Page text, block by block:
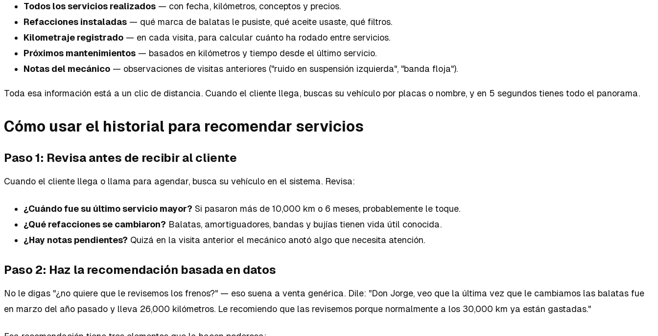
Todos los servicios realizados — con fecha, kilómetros, conceptos y precios.
Refacciones instaladas — qué marca de balatas le pusiste, qué aceite usaste, qué filtros.
Kilometraje registrado — en cada visita, para calcular cuánto ha rodado entre servicios.
Próximos mantenimientos — basados en kilómetros y tiempo desde el último servicio.
Notas del mecánico — observaciones de visitas anteriores ("ruido en suspensión izquierda", "banda floja").
Toda esa información está a un clic de distancia. Cuando el cliente llega, buscas su vehículo por placas o nombre, y en 5 segundos tienes todo el panorama.
Cómo usar el historial para recomendar servicios
Paso 1: Revisa antes de recibir al cliente
Cuando el cliente llega o llama para agendar, busca su vehículo en el sistema. Revisa:
¿Cuándo fue su último servicio mayor? Si pasaron más de 10,000 km o 6 meses, probablemente le toque.
¿Qué refacciones se cambiaron? Balatas, amortiguadores, bandas y bujías tienen vida útil conocida.
¿Hay notas pendientes? Quizá en la visita anterior el mecánico anotó algo que necesita atención.
Paso 2: Haz la recomendación basada en datos
No le digas "¿no quiere que le revisemos los frenos?" — eso suena a venta genérica. Dile: "Don Jorge, veo que la última vez que le cambiamos las balatas fue
en marzo del año pasado y lleva 26,000 kilómetros. Le recomiendo que las revisemos porque normalmente a los 30,000 km ya están gastadas."